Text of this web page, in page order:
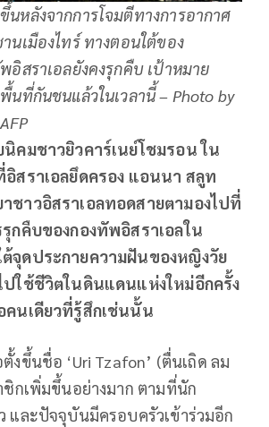
หลังจากการโจมตีทางการอากาศ
นเมืองไทร์ ทางตอนใต้ของ
อิสราเอลยังคงรุกคืบ เป้าหมาย
นที่กันชนแล้วในเวลานี้ – Photo by
นิคมชาวยิวคาร์เนย์โชมรอน ใน
อิสราเอลยึดครอง แอนนา สลูท
ชาวอิสราเอลทอดสายตามองไปที่
กคืบของกองทัพอิสราเอลใน
จุดประกายความฝันของหญิงวัย
ใช้ชีวิตในดินแดนแห่งใหม่อีกครั้ง
คนเดียวที่รู้สึกเช่นนั้น
งขึ้นชื่อ ‘Uri Tzafon’ (ตื่นเถิด ลม
ชิกเพิ่มขึ้นอย่างมาก ตามที่นัก
และปัจจุบันมีครอบครัวเข้าร่วมอีก